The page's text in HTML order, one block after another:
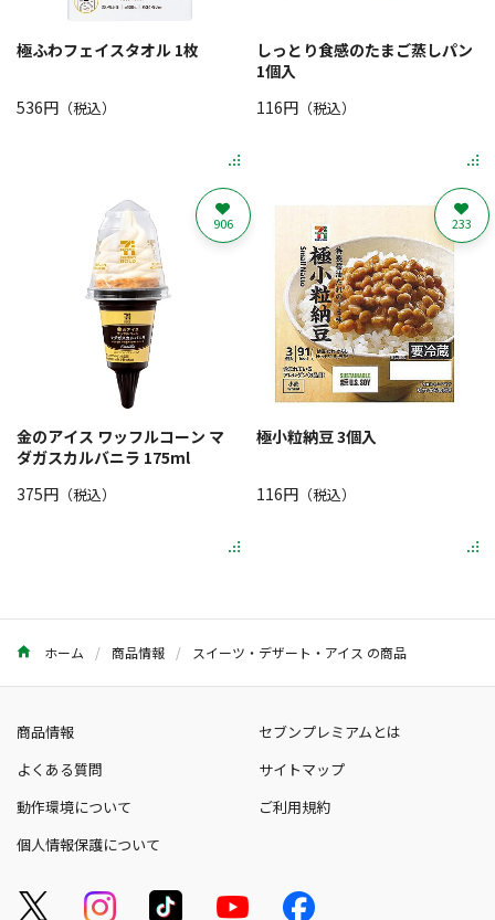
極ふわフェイスタオル 1枚
536円 （税込）
しっとり食感のたまご蒸しパン
1個入
116円（税込）
金のアイス ワッフルコーン マ
ダガスカルバニラ 175ml
375円 （税込）
906
極小粒納豆 3個入
116円（税込）
233
ホーム 商品情報 スイーツ・デザート・アイス の商品
商品情報
セブンプレミアムとは
よくある質問
サイトマップ
動作環境について
ご利用規約
個人情報保護について